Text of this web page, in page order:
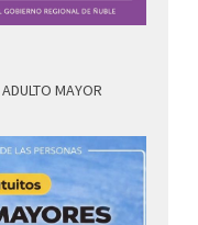
MAYOR